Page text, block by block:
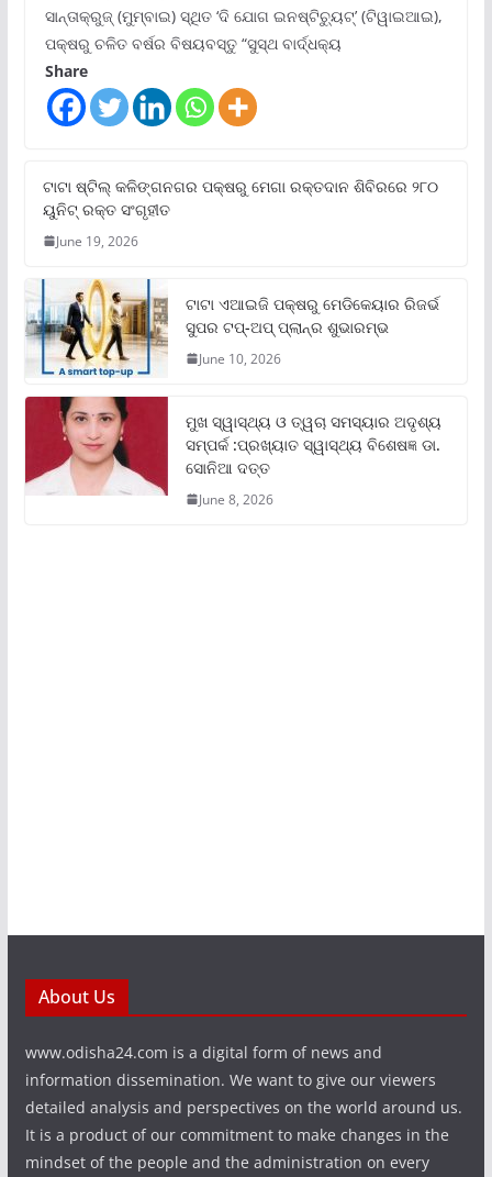
ସାନ୍ତାକ୍ରୁଜ୍ (ମୁମ୍ବାଇ) ସ୍ଥିତ ‘ଦି ଯୋଗ ଇନଷ୍ଟିଚ୍ୟୁଟ୍‌’ (ଟିୱାଇଆଇ),
ପକ୍ଷରୁ ଚଳିତ ବର୍ଷର ବିଷୟବସ୍ତୁ “ସୁସ୍ଥ ବାର୍ଦ୍ଧକ୍ୟ
Share
ଟାଟା ଷ୍ଟିଲ୍‌ କଳିଙ୍ଗନଗର ପକ୍ଷରୁ ମେଗା ରକ୍ତଦାନ ଶିବିରରେ ୨୮୦
ୟୁନିଟ୍‌ ରକ୍ତ ସଂଗୃହୀତ
June 19, 2026
ଟାଟା ଏଆଇଜି ପକ୍ଷରୁ ମେଡିକେୟାର ରିଜର୍ଭ
ସୁପର ଟପ୍‌-ଅପ୍ ପ୍ଲାନ୍‌ର ଶୁଭାରମ୍ଭ
June 10, 2026
ମୁଖ ସ୍ୱାସ୍ଥ୍ୟ ଓ ତ୍ୱଚା ସମସ୍ୟାର ଅଦୃଶ୍ୟ
ସମ୍ପର୍କ :ପ୍ରଖ୍ୟାତ ସ୍ୱାସ୍ଥ୍ୟ ବିଶେଷଜ୍ଞ ଡା.
ସୋନିଆ ଦତ୍ତ
June 8, 2026
About Us
www.odisha24.com is a digital form of news and
information dissemination. We want to give our viewers
detailed analysis and perspectives on the world around us.
It is a product of our commitment to make changes in the
mindset of the people and the administration on every